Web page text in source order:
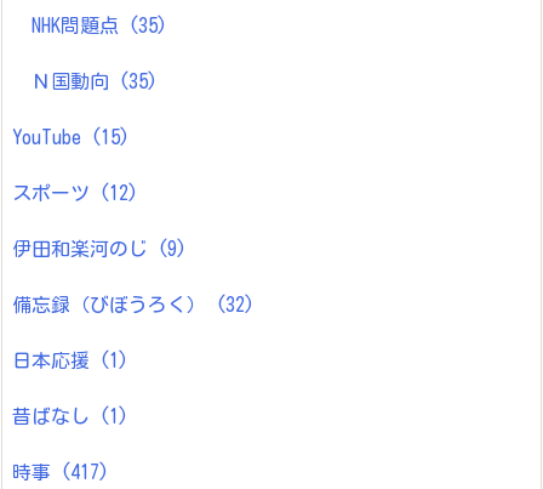
NHK問題点 (35)
Ｎ国動向 (35)
YouTube (15)
スポーツ (12)
伊田和楽河のじ (9)
備忘録（びぼうろく） (32)
日本応援 (1)
昔ばなし (1)
時事 (417)